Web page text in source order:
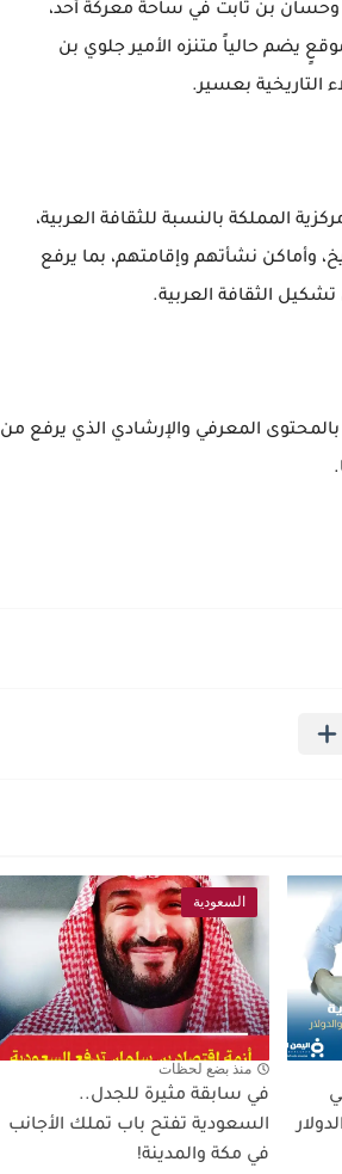
وحسان بن ثابت في ساحة معركة أحد،
يضم حالياً متنزه الأمير جلوي بن
التاريخية بعسير.
المملكة بالنسبة للثقافة العربية،
وأماكن نشأتهم وإقامتهم، بما يرفع
الثقافة العربية.
المعرفي والإرشادي الذي يرفع من
2025 في
السعودية
منذ بضع لحظات
في سابقة مثيرة للجدل..
السعودية تفتح باب تملك الأجانب
في مكة والمدينة!